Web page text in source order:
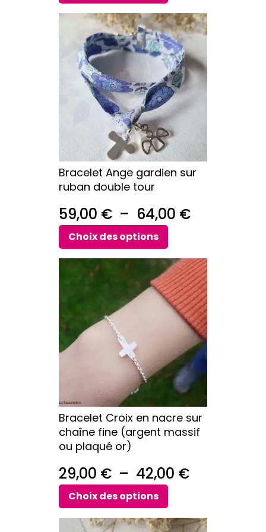
prix :
39,00 €
à
90,00 €
Bracelet Ange gardien sur
ruban double tour
59,00 € – 64,00 €Plage
prix :
59,00 €
à
64,00 €
Choix des options
Ce
produit
plusieurs
variations.
choisies
sur
la
page
du
produit
Bracelet Croix en nacre sur
chaîne fine (argent massif
ou plaqué or)
29,00 € – 42,00 €Plage
prix :
Choix des options
produit
variations.
Les
options
sur
la
page
du
produit